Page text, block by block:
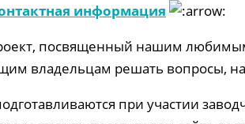
информация
посвященный нашим
владельцам решать вопросы,
при участии